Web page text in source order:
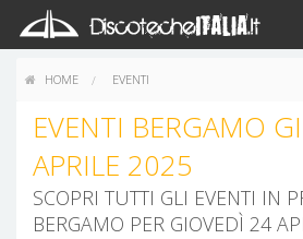
HOME EVENTI
EVENTI BERGAMO
APRILE 2025
SCOPRI TUTTI GLI EVENTI IN
BERGAMO PER GIOVEDÌ 24